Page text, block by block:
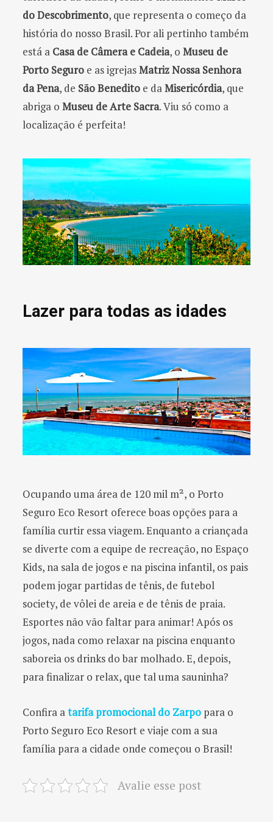
do Descobrimento, que representa o começo da
história do nosso Brasil. Por ali pertinho também
está a Casa de Câmera e Cadeia, o Museu de
Porto Seguro e as igrejasMatriz Nossa Senhora
da Pena, de São Benedito e daMisericórdia, que
abriga o Museu de Arte Sacra. Viu só como a
localização é perfeita!
Lazer para todas as idades
Ocupando uma área de 120 mil m², o Porto
Seguro Eco Resort oferece boas opções para a
família curtir essa viagem. Enquanto a criançada
se diverte com a equipe de recreação, no Espaço
Kids, na sala de jogos e na piscina infantil, os pais
podem jogar partidas de tênis, de futebol
society, de vôlei de areia e de tênis de praia.
Esportes não vão faltar para animar! Após os
jogos, nada como relaxar na piscina enquanto
saboreia os drinks do bar molhado. E, depois,
para finalizar o relax, que tal uma sauninha?
Confira atarifa promocional do Zarpo para o
Porto Seguro Eco Resort e viaje com a sua
família para a cidade onde começou o Brasil!
Avalie esse post